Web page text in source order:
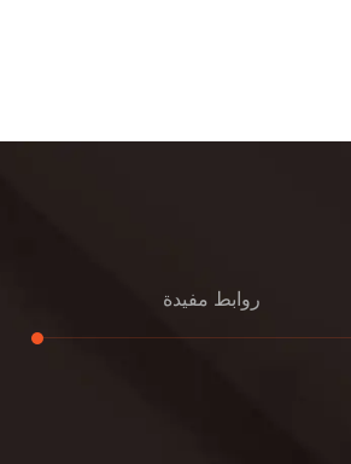
روابط مفيدة